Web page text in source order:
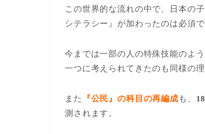
この世界的な流れの中で、日本の
シテラシー』が加わったのは必須
今までは一部の人の特殊技能のよ
一つに考えられてきたのも同様の
また 『公民』の科目の再編成 も、
測されます。